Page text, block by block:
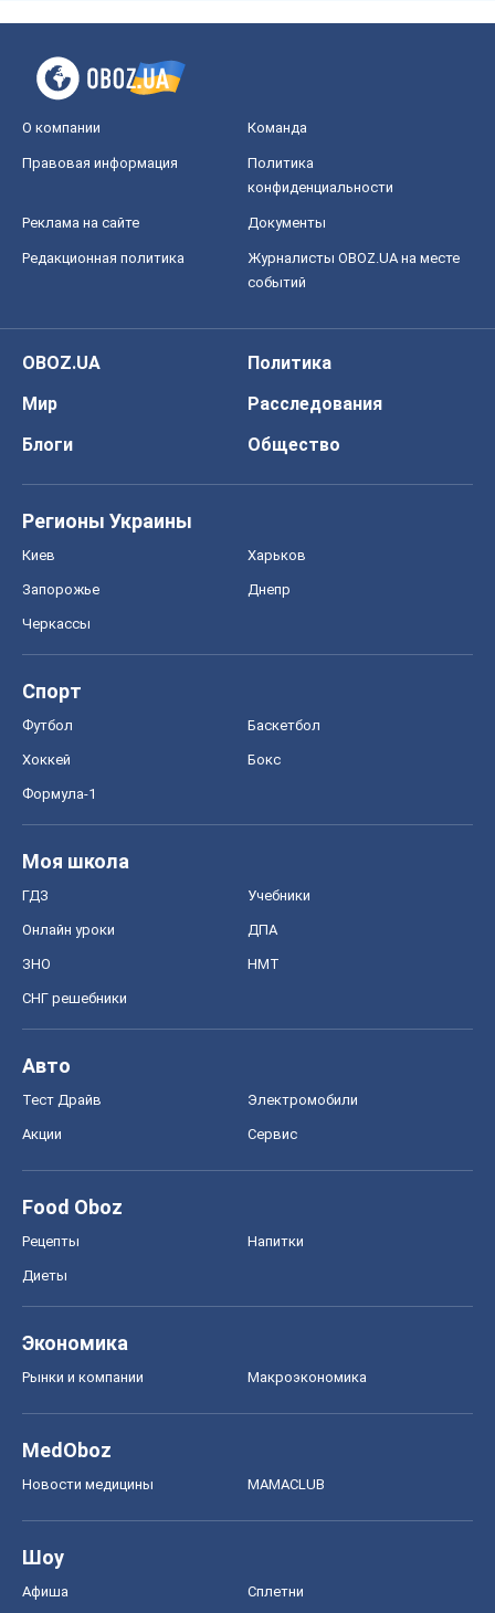
О компании Команда
Правовая информация
Политика
конфиденциальности
Реклама на сайте Документы
Редакционная политика
Журналисты OBOZ.UA на месте
событий
OBOZ.UA
Политика
Мир
Расследования
Блоги
Общество
Регионы Украины
Киев Харьков
Запорожье Днепр
Черкассы
Спорт
Футбол Баскетбол
Хоккей Бокс
Формула-1
Моя школа
ГДЗ Учебники
Онлайн уроки ДПА
ЗНО НМТ
СНГ решебники
Авто
Тест Драйв Электромобили
Акции Сервис
Food Oboz
Рецепты Напитки
Диеты
Экономика
Рынки и компании Mакроэкономика
MedOboz
Новости медицины MAMACLUB
Шоу
Афиша Сплетни